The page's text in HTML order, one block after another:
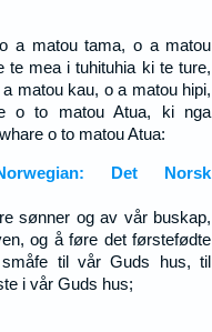
a matou tama, o a matou
te mea i tuhituhia ki te ture,
matou kau, o a matou hipi,
o to matou Atua, ki nga
o to matou Atua:
Det Norsk
sønner og av vår buskap,
og å føre det førstefødte
til vår Guds hus, til
i vår Guds hus;